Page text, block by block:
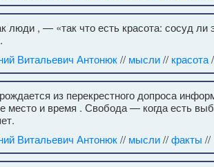
люди , — «так что есть красота: сосуд ли
Витальевич Антонюк// мысли// красота
из перекрестного допроса
место и время . Свобода — когда есть
Витальевич Антонюк// мысли//факты //